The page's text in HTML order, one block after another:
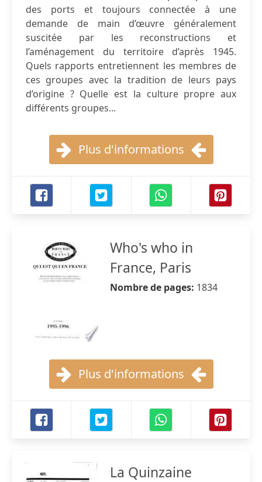
des ports et toujours connectée à une
demande de main d’œuvre généralement
suscitée par les reconstructions et
l’aménagement du territoire d’après 1945.
Quels rapports entretiennent les membres de
ces groupes avec la tradition de leurs pays
d’origine ? Quelle est la culture propre aux
différents groupes...
Plus d'informations
Who's who in
France, Paris
Nombre de pages: 1834
Plus d'informations
La Quinzaine